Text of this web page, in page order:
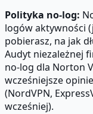
Polityka no-log:
logów aktywności
pobierasz, na jak
Audyt niezależnej
no-log dla Norton
wcześniejsze
(NordVPN,
wcześniej).